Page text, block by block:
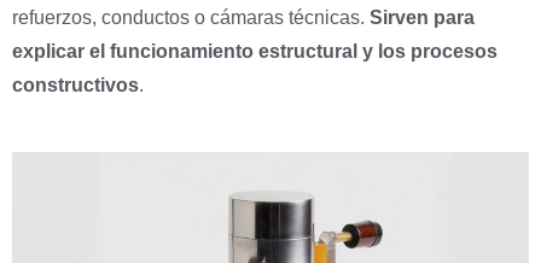
refuerzos, conductos o cámaras técnicas. Sirven para
explicar el funcionamiento estructural y los procesos
constructivos.